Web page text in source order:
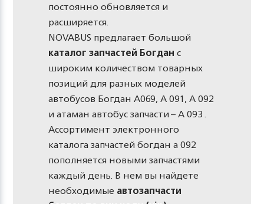
постоянно обновляется и
расширяется.
NOVABUS предлагает большой
каталог запчастей Богданс
широким количеством товарных
позиций для разных моделей
автобусов Богдан А069, А 091, А 092
и атаман автобус запчасти – А 093 .
Ассортимент электронного
каталога запчастей богдан а 092
пополняется новыми запчастями
каждый день. В нем вы найдете
необходимые автозапчасти